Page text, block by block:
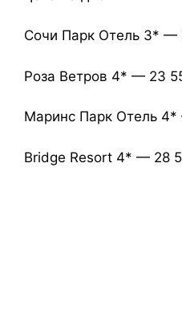
Сочи Парк Отель 3* —
Роза Ветров 4* — 23
Маринс Парк Отель
Bridge Resort 4* — 28